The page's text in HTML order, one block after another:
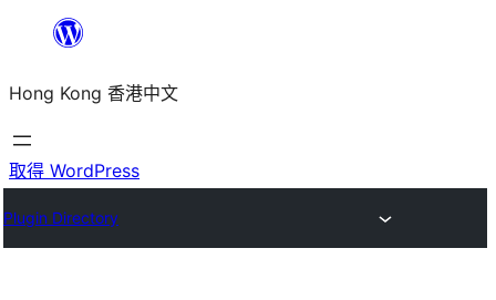
主
要
內
Hong Kong 香港中文
取得 WordPress
Plugin Directory